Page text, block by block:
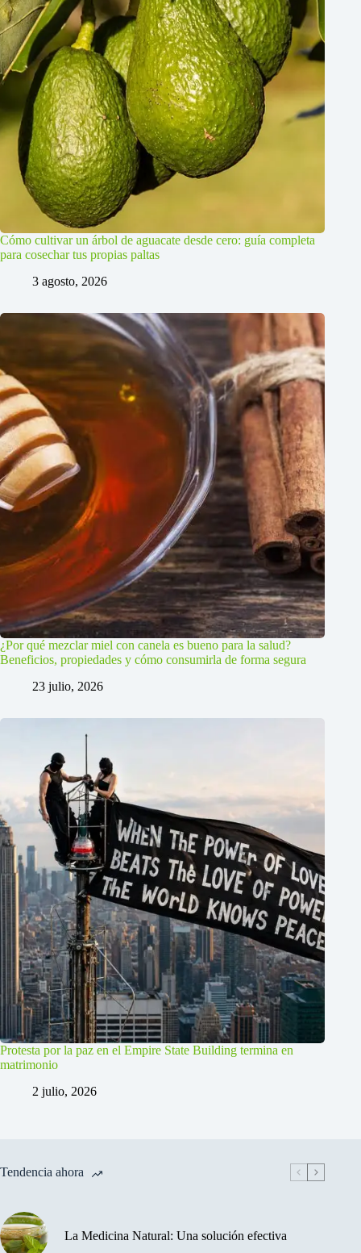
Cómo cultivar un árbol de aguacate desde cero: guía completa
para cosechar tus propias paltas
3 agosto, 2026
¿Por qué mezclar miel con canela es bueno para la salud?
Beneficios, propiedades y cómo consumirla de forma segura
23 julio, 2026
Protesta por la paz en el Empire State Building termina en
matrimonio
2 julio, 2026
Tendencia ahora
La Medicina Natural: Una solución efectiva